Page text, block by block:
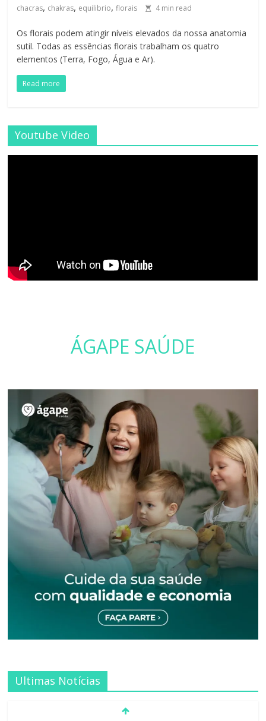
chacras, chakras, equilibrio,florais 4min read
Os florais podem atingir níveis elevados da nossa anatomia
sutil. Todas as essências florais trabalham os quatro
elementos (Terra, Fogo, Água e Ar).
Read more
Youtube Video
ÁGAPE SAÚDE
Ultimas Notícias